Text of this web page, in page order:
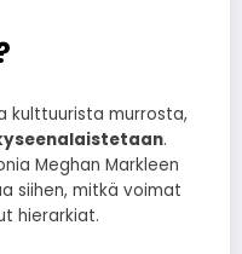
kulttuurista murrosta,
.
Meghan Markleen
siihen, mitkä voimat
hierarkiat.